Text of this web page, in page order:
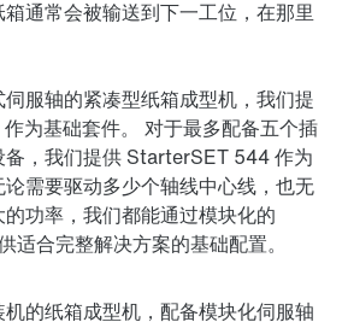
通常会被输送到下一工位，在那里
服轴的紧凑型纸箱成型机，我们提
为基础套件。 对于最多配备五个插
备，我们提供 StarterSET 544 作为
需要驱动多少个轴线中心线，也无
功率，我们都能通过模块化的
合完整解决方案的基础配置。